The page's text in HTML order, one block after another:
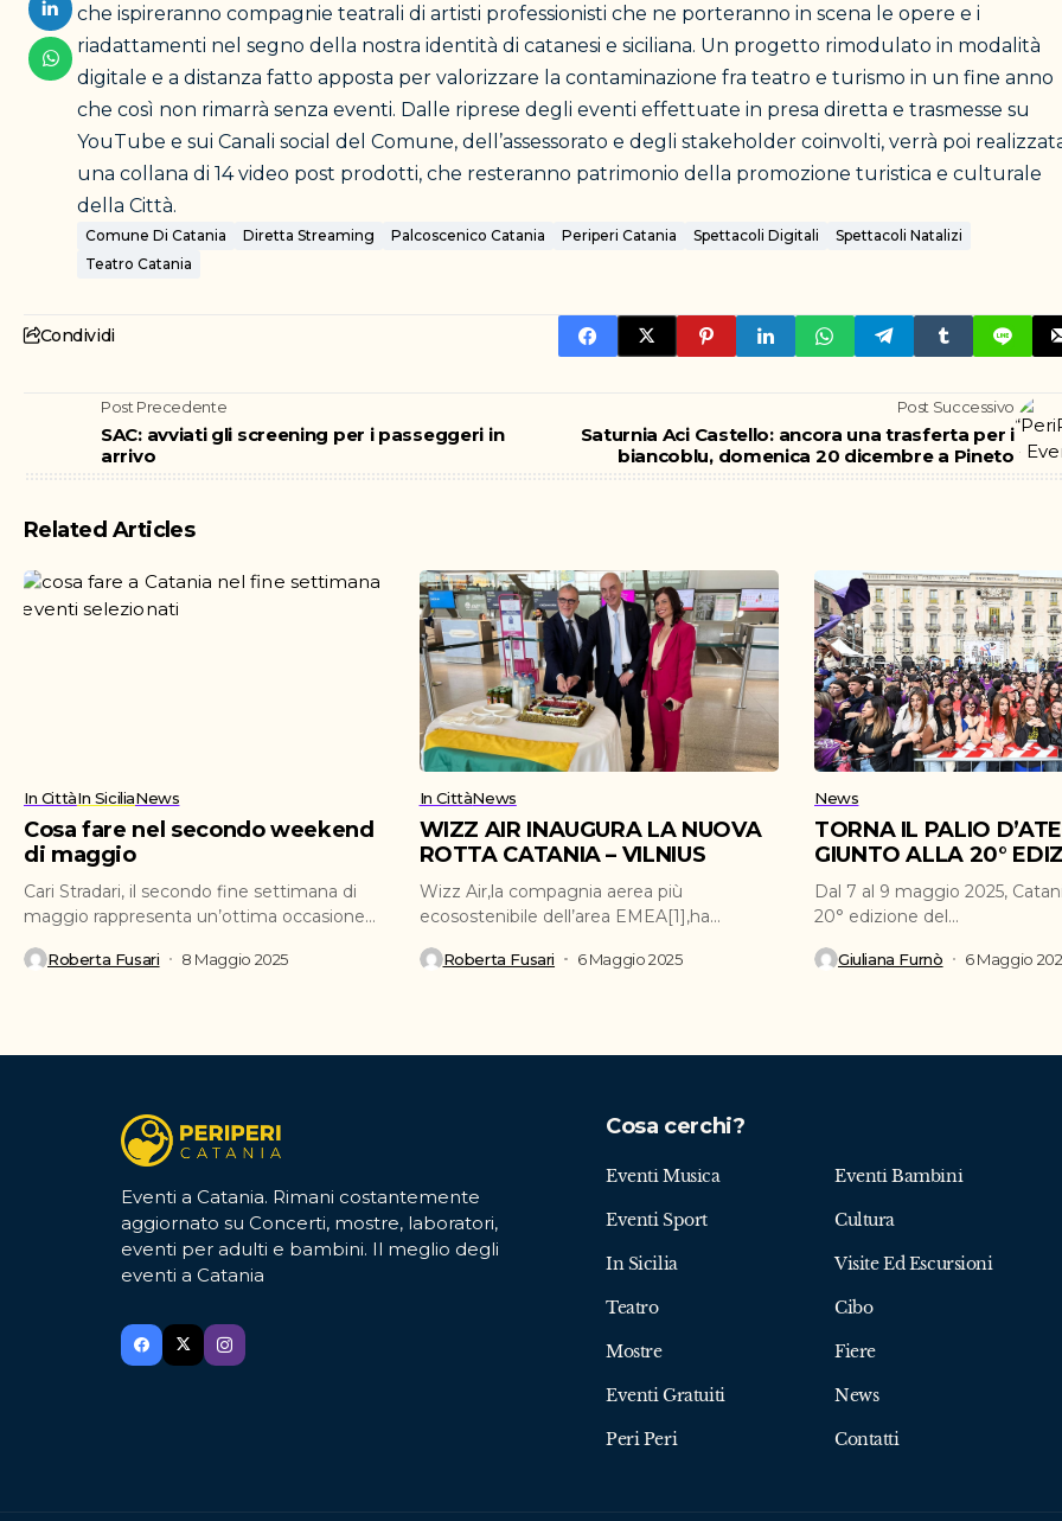
che ispireranno compagnie teatrali di artisti professionisti che ne porteranno in scena le opere e i
riadattamenti nel segno della nostra identità di catanesi e siciliana. Un progetto rimodulato in modalità
digitale e a distanza fatto apposta per valorizzare la contaminazione fra teatro e turismo in un fine anno
che così non rimarrà senza eventi. Dalle riprese degli eventi effettuate in presa diretta e trasmesse su
YouTube e sui Canali social del Comune, dell’assessorato e degli stakeholder coinvolti, verrà poi
una collana di 14 video post prodotti, che resteranno patrimonio della promozione turistica e culturale
della Città.
Comune Di Catania Diretta Streaming Palcoscenico Catania Periperi Catania Spettacoli Digitali
Spettacoli Natalizi
Teatro Catania
Condividi
Post Precedente
SAC: avviati gli screening per i passeggeri in
arrivo
Post Successivo
Saturnia Aci Castello: ancora una trasferta per i
biancoblu, domenica 20 dicembre a Pineto
Related Articles
In CittàIn SiciliaNews
Cosa fare nel secondo weekend
di maggio
Cari Stradari, il secondo fine settimana di
maggio rappresenta un’ottima occasione
Roberta Fusari 8 Maggio 2025
In CittàNews
WIZZ AIR INAUGURA LA NUOVA
ROTTA CATANIA – VILNIUS
Wizz Air,la compagnia aerea più
ecosostenibile dell’area EMEA[1],ha
Roberta Fusari 6 Maggio 2025
News
TORNA IL PALIO
GIUNTO ALLA 20°
Dal 7 al 9 maggio 2025,
20° edizione del...
Giuliana Furnò 6 Maggio
Eventi a Catania. Rimani costantemente
aggiornato su Concerti, mostre, laboratori,
eventi per adulti e bambini. Il meglio degli
eventi a Catania
Cosa cerchi?
Eventi Musica Eventi Bambini
Eventi Sport Cultura
In Sicilia Visite Ed Escursioni
Teatro Cibo
Mostre Fiere
Eventi Gratuiti News
Peri Peri Contatti